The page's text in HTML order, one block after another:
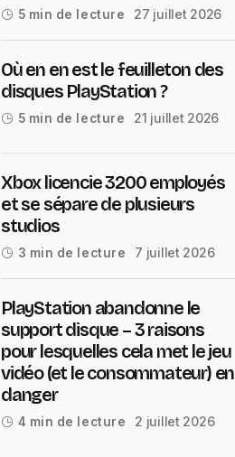
5 min de lecture 27 juillet 2026
Où en en est le feuilleton des
disques PlayStation ?
5 min de lecture 21 juillet 2026
Xbox licencie 3200 employés
et se sépare de plusieurs
studios
3 min de lecture 7 juillet 2026
PlayStation abandonne le
support disque – 3 raisons
pour lesquelles cela met le jeu
vidéo (et le consommateur) en
danger
4 min de lecture 2 juillet 2026